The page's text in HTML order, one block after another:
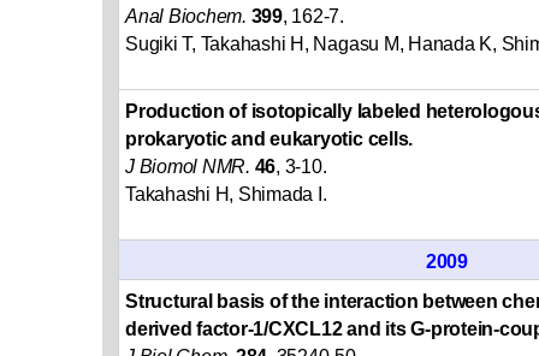
Anal Biochem. 399, 162-7.
Sugiki T, Takahashi H, Nagasu M, Hanada K,
Production of isotopically labeled
prokaryotic and eukaryotic cells.
J Biomol NMR. 46, 3-10.
Takahashi H, Shimada I.
2009
Structural basis of the interaction between
derived factor-1/CXCL12 and its G-protein-